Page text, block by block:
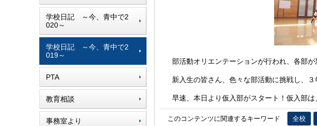
学校日記 ～今、青中で2
020～
学校日記 ～今、青中で2
019～
PTA
教育相談
事務室より
部活動オリエンテーションが行われ、各部が
新入生の皆さん、色々な部活動に挑戦し、３
早速、本日より仮入部がスタート！仮入部は
このコンテンツに関連するキーワード 全校